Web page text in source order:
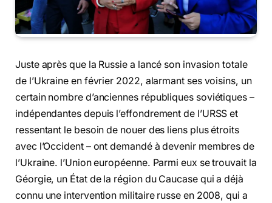
Juste après que la Russie a lancé son invasion totale
de l’Ukraine en février 2022, alarmant ses voisins, un
certain nombre d’anciennes républiques soviétiques –
indépendantes depuis l’effondrement de l’URSS et
ressentant le besoin de nouer des liens plus étroits
avec l’Occident – ont demandé à devenir membres de
l’Ukraine. l’Union européenne. Parmi eux se trouvait la
Géorgie, un État de la région du Caucase qui a déjà
connu une intervention militaire russe en 2008, qui a